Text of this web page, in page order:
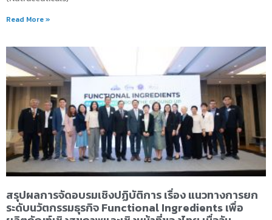
Read More »
สรุปผลการจัดอบรมเชิงปฏิบัติการ เรื่อง แนวทางการยก
ระดับนวัตกรรมธุรกิจ Functional Ingredients เพื่อ